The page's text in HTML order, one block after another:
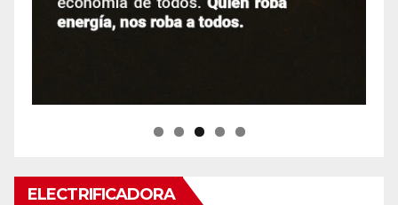
ELECTRIFICADORA